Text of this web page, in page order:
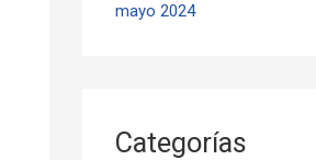
mayo 2024
Categorías